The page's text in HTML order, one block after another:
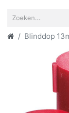
Blinddop